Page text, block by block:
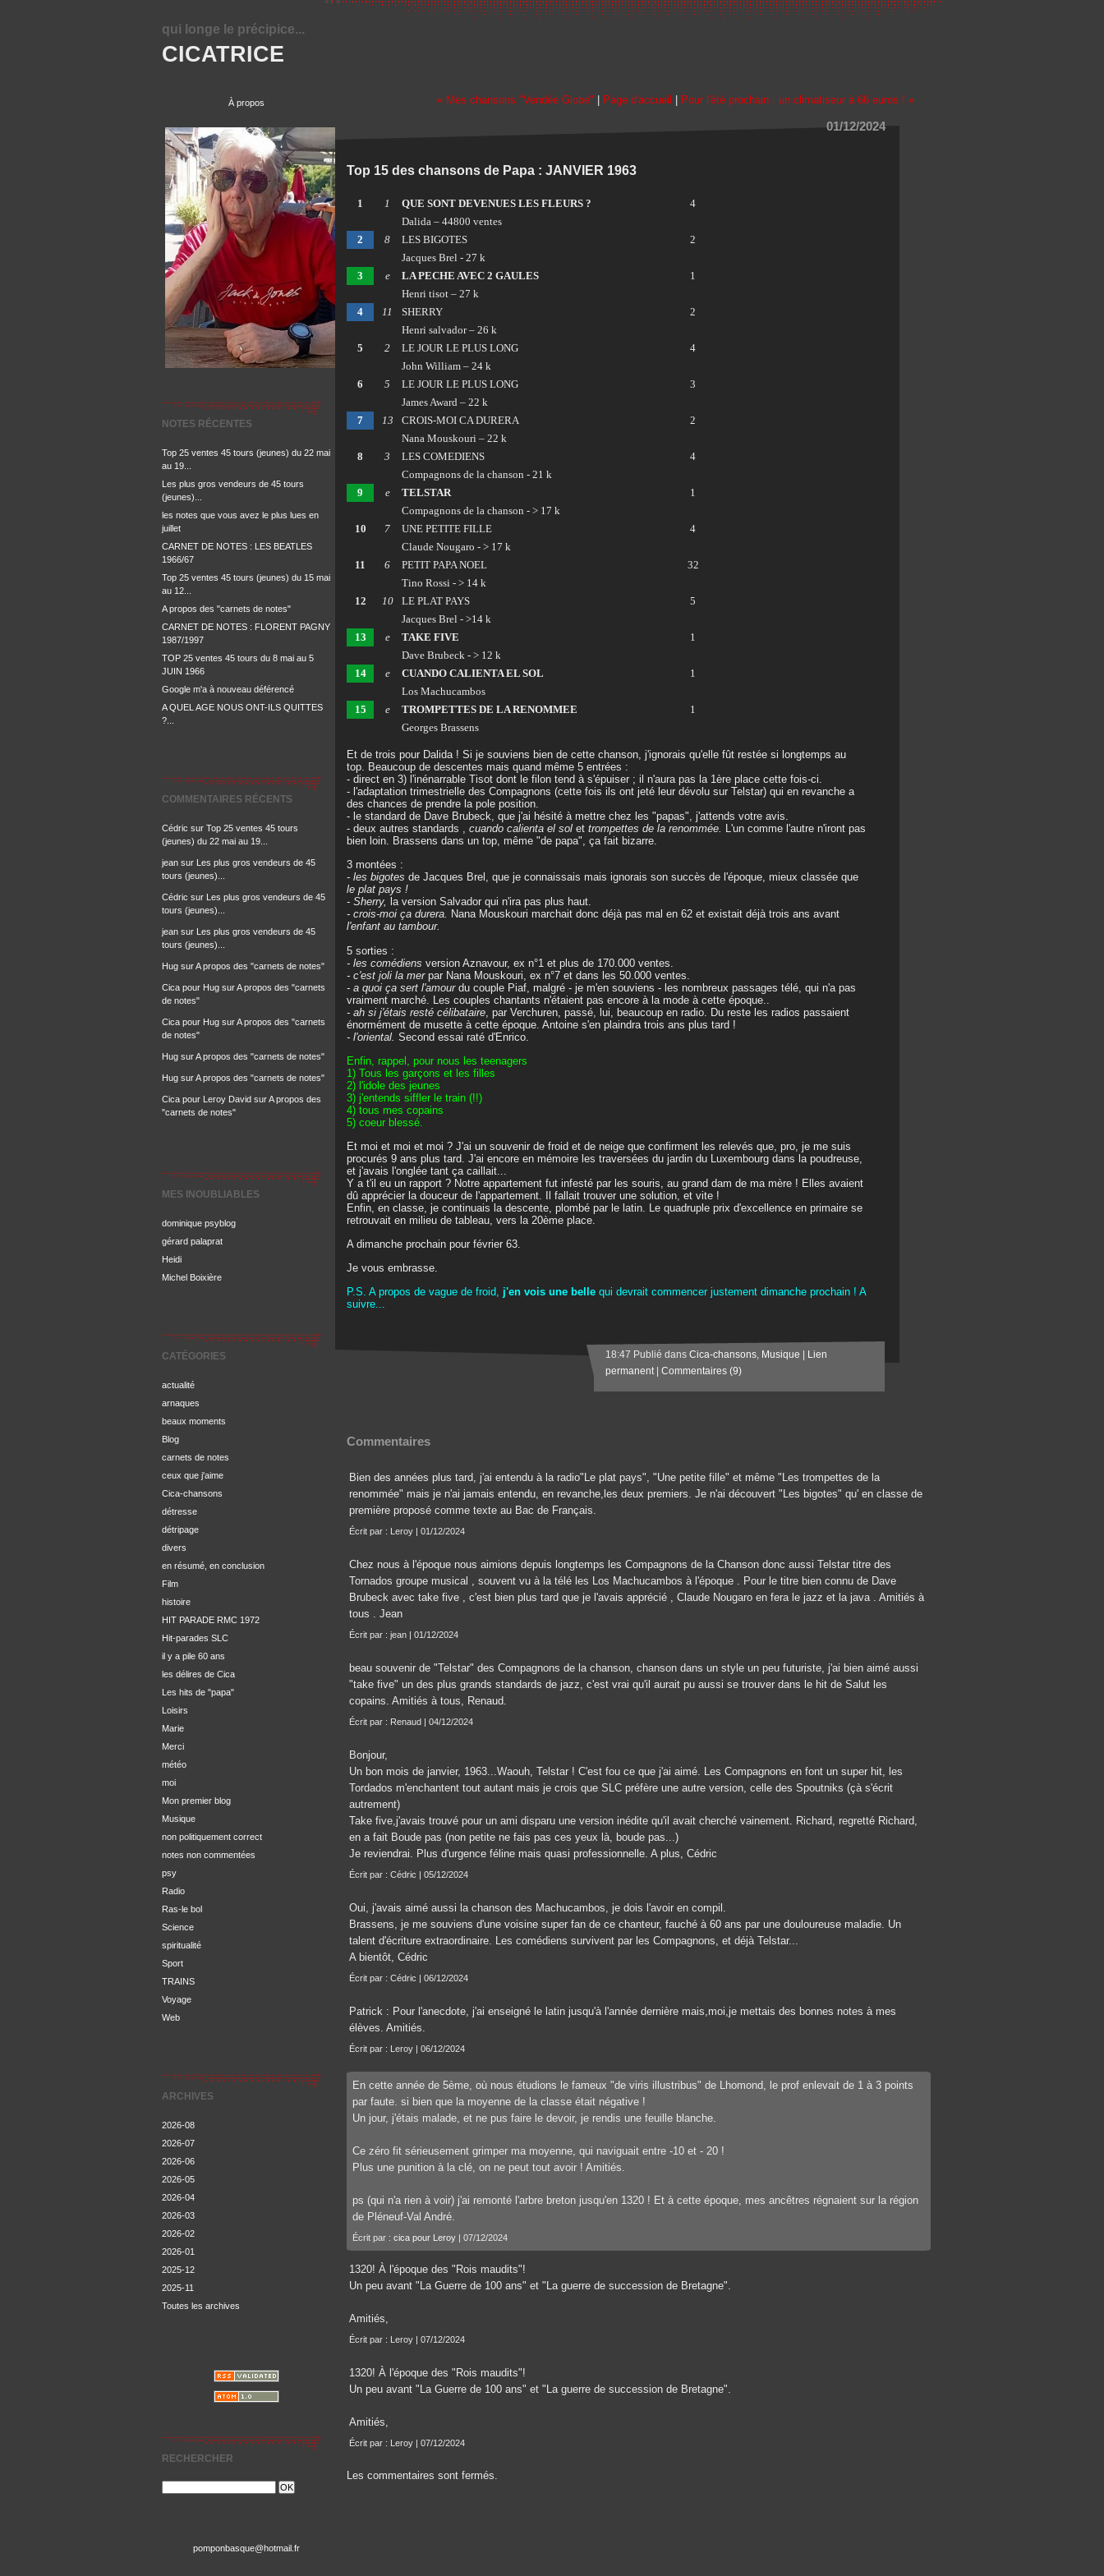
CICATRICE
qui longe le précipice...
À propos
NOTES RÉCENTES
Top 25 ventes 45 tours (jeunes) du 22 mai
au 19...
Les plus gros vendeurs de 45 tours
(jeunes)...
les notes que vous avez le plus lues en
juillet
CARNET DE NOTES : LES BEATLES
1966/67
Top 25 ventes 45 tours (jeunes) du 15 mai
au 12...
A propos des "carnets de notes"
CARNET DE NOTES : FLORENT PAGNY
1987/1997
TOP 25 ventes 45 tours du 8 mai au 5
JUIN 1966
Google m'a à nouveau déférencé
A QUEL AGE NOUS ONT-ILS QUITTES
?...
COMMENTAIRES RÉCENTS
Cédric sur Top 25 ventes 45 tours
(jeunes) du 22 mai au 19...
jean sur Les plus gros vendeurs de 45
tours (jeunes)...
Cédric sur Les plus gros vendeurs de 45
tours (jeunes)...
jean sur Les plus gros vendeurs de 45
tours (jeunes)...
Hug surA propos des "carnets de notes"
Cica pour Hug surA propos des "carnets
de notes"
Cica pour Hug surA propos des "carnets
de notes"
Hug surA propos des "carnets de notes"
Hug surA propos des "carnets de notes"
Cica pour Leroy David surA propos des
"carnets de notes"
MES INOUBLIABLES
dominique psyblog
gérard palaprat
Heidi
Michel Boixière
CATÉGORIES
actualité
arnaques
beaux moments
Blog
carnets de notes
ceux que j'aime
Cica-chansons
détresse
détripage
divers
en résumé, en conclusion
Film
histoire
HIT PARADE RMC 1972
Hit-parades SLC
il y a pile 60 ans
les délires de Cica
Les hits de "papa"
Loisirs
Marie
Merci
météo
moi
Mon premier blog
Musique
non politiquement correct
notes non commentées
psy
Radio
Ras-le bol
Science
spiritualité
Sport
TRAINS
Voyage
Web
ARCHIVES
2026-08
2026-07
2026-06
2026-05
2026-04
2026-03
2026-02
2026-01
2025-12
2025-11
Toutes les archives
RECHERCHER
pomponbasque@hotmail.fr
« Mes chansons "Vendée Globe" Page d'accueil Pour l'été prochain : un climatiseur à 66 euros ! »
01/12/2024
Top 15 des chansons de Papa : JANVIER 1963
1 1 QUE SONT DEVENUES LES FLEURS ?
4
Dalida – 44800 ventes
2
8 LES BIGOTES
2
Jacques Brel - 27 k
3
e LA PECHE AVEC 2 GAULES
1
Henri tisot – 27 k
4
11 SHERRY
2
Henri salvador – 26 k
5
2 LE JOUR LE PLUS LONG
4
John William – 24 k
6
5 LE JOUR LE PLUS LONG
3
James Award – 22 k
7
13 CROIS-MOI CA DURERA
2
Nana Mouskouri – 22 k
8
3 LES COMEDIENS
4
Compagnons de la chanson - 21 k
9
e TELSTAR
1
Compagnons de la chanson - > 17 k
10
7 UNE PETITE FILLE
4
Claude Nougaro - > 17 k
11
6 PETIT PAPA NOEL
32
Tino Rossi - > 14 k
12
10 LE PLAT PAYS
5
Jacques Brel - >14 k
13
e TAKE FIVE
1
Dave Brubeck - > 12 k
14
e CUANDO CALIENTA EL SOL
1
Los Machucambos
15
e TROMPETTES DE LA RENOMMEE
1
Georges Brassens
Et de trois pour Dalida ! Si je souviens bien de cette chanson, j'ignorais qu'elle fût restée si longtemps au
top. Beaucoup de descentes mais quand même 5 entrées :
- direct en 3) l'inénarrable Tisot dont le filon tend à s'épuiser ; il n'aura pas la 1ère place cette fois-ci.
- l'adaptation trimestrielle des Compagnons (cette fois ils ont jeté leur dévolu sur Telstar) qui en revanche a
des chances de prendre la pole position.
- le standard de Dave Brubeck, que j'ai hésité à mettre chez les "papas", j'attends votre avis.
- deux autres standards , cuando calienta el sol et trompettes de la renommée. L'un comme l'autre n'iront pas
bien loin. Brassens dans un top, même "de papa", ça fait bizarre.
3 montées :
- les bigotes de Jacques Brel, que je connaissais mais ignorais son succès de l'époque, mieux classée que
le plat pays !
- Sherry, la version Salvador qui n'ira pas plus haut.
- crois-moi ça durera. Nana Mouskouri marchait donc déjà pas mal en 62 et existait déjà trois ans avant
l'enfant au tambour.
5 sorties :
- les comédiens version Aznavour, ex n°1 et plus de 170.000 ventes.
- c'est joli la merpar Nana Mouskouri, ex n°7 et dans les 50.000 ventes.
- a quoi ça sert l'amour du couple Piaf, malgré - je m'en souviens - les nombreux passages télé, qui n'a pas
vraiment marché. Les couples chantants n'étaient pas encore à la mode à cette époque..
- ah si j'étais resté célibataire, par Verchuren, passé, lui, beaucoup en radio. Du reste les radios passaient
énormément de musette à cette époque. Antoine s'en plaindra trois ans plus tard !
- l'oriental. Second essai raté d'Enrico.
Enfin, rappel, pour nous les teenagers
1) Tous les garçons et les filles
2) l'idole des jeunes
3) j'entends siffler le train (!!)
4) tous mes copains
5) coeur blessé.
Et moi et moi et moi ? J'ai un souvenir de froid et de neige que confirment les relevés que, pro, je me suis
procurés 9 ans plus tard. J'ai encore en mémoire les traversées du jardin du Luxembourg dans la poudreuse,
et j'avais l'onglée tant ça caillait...
Y a t'il eu un rapport ? Notre appartement fut infesté par les souris, au grand dam de ma mère ! Elles avaient
dû apprécier la douceur de l'appartement. Il fallait trouver une solution, et vite !
Enfin, en classe, je continuais la descente, plombé par le latin. Le quadruple prix d'excellence en primaire se
retrouvait en milieu de tableau, vers la 20ème place.
A dimanche prochain pour février 63.
Je vous embrasse.
P.S. A propos de vague de froid, j'en vois une belle qui devrait commencer justement dimanche prochain ! A
suivre...
18:47 Publié dans Cica-chansons, Musique
Lien
permanent| Commentaires (9)
Commentaires
Bien des années plus tard, j'ai entendu à la radio"Le plat pays", "Une petite fille" et même "Les trompettes de la
renommée" mais je n'ai jamais entendu, en revanche,les deux premiers. Je n'ai découvert "Les bigotes" qu' en classe de
première proposé comme texte au Bac de Français.
Écrit par : Leroy | 01/12/2024
Chez nous à l'époque nous aimions depuis longtemps les Compagnons de la Chanson donc aussi Telstar titre des
Tornados groupe musical , souvent vu à la télé les Los Machucambos à l'époque . Pour le titre bien connu de Dave
Brubeck avec take five , c'est bien plus tard que je l'avais apprécié , Claude Nougaro en fera le jazz et la java . Amitiés à
tous . Jean
Écrit par : jean | 01/12/2024
beau souvenir de "Telstar" des Compagnons de la chanson, chanson dans un style un peu futuriste, j'ai bien aimé aussi
"take five" un des plus grands standards de jazz, c'est vrai qu'il aurait pu aussi se trouver dans le hit de Salut les
copains. Amitiés à tous, Renaud.
Écrit par : Renaud | 04/12/2024
Bonjour,
Un bon mois de janvier, 1963...Waouh, Telstar ! C'est fou ce que j'ai aimé. Les Compagnons en font un super hit, les
Tordados m'enchantent tout autant mais je crois que SLC préfère une autre version, celle des Spoutniks (çà s'écrit
autrement)
Take five,j'avais trouvé pour un ami disparu une version inédite qu'il avait cherché vainement. Richard, regretté Richard,
en a fait Boude pas (non petite ne fais pas ces yeux là, boude pas...)
Je reviendrai. Plus d'urgence féline mais quasi professionnelle. A plus, Cédric
Écrit par : Cédric | 05/12/2024
Oui, j'avais aimé aussi la chanson des Machucambos, je dois l'avoir en compil.
Brassens, je me souviens d'une voisine super fan de ce chanteur, fauché à 60 ans par une douloureuse maladie. Un
talent d'écriture extraordinaire. Les comédiens survivent par les Compagnons, et déjà Telstar...
A bientôt, Cédric
Écrit par : Cédric | 06/12/2024
Patrick : Pour l'anecdote, j'ai enseigné le latin jusqu'à l'année dernière mais,moi,je mettais des bonnes notes à mes
élèves. Amitiés.
Écrit par : Leroy | 06/12/2024
En cette année de 5ème, où nous étudions le fameux "de viris illustribus" de Lhomond, le prof enlevait de 1 à 3 points
par faute. si bien que la moyenne de la classe était négative !
Un jour, j'étais malade, et ne pus faire le devoir, je rendis une feuille blanche.
Ce zéro fit sérieusement grimper ma moyenne, qui naviguait entre -10 et - 20 !
Plus une punition à la clé, on ne peut tout avoir ! Amitiés.
ps (qui n'a rien à voir) j'ai remonté l'arbre breton jusqu'en 1320 ! Et à cette époque, mes ancêtres régnaient sur la région
de Pléneuf-Val André.
Écrit par : cica pour Leroy | 07/12/2024
1320! À l'époque des "Rois maudits"!
Un peu avant "La Guerre de 100 ans" et "La guerre de succession de Bretagne".
Amitiés,
Écrit par : Leroy | 07/12/2024
1320! À l'époque des "Rois maudits"!
Un peu avant "La Guerre de 100 ans" et "La guerre de succession de Bretagne".
Amitiés,
Écrit par : Leroy | 07/12/2024
Les commentaires sont fermés.